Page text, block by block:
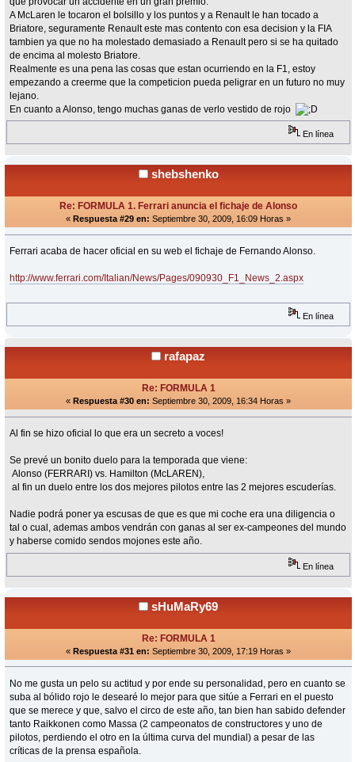
A McLaren le tocaron el bolsillo y los puntos y a Renault le han tocado a
Briatore, seguramente Renault este mas contento con esa decision y la FIA
tambien ya que no ha molestado demasiado a Renault pero si se ha quitado
de encima al molesto Briatore.
Realmente es una pena las cosas que estan ocurriendo en la F1, estoy
empezando a creerme que la competicion pueda peligrar en un futuro no muy
lejano.
En cuanto a Alonso, tengo muchas ganas de verlo vestido de rojo
En línea
shebshenko
Re: FORMULA 1. Ferrari anuncia el fichaje de Alonso
« Respuesta #29 en: Septiembre 30, 2009, 16:09 Horas »
Ferrari acaba de hacer oficial en su web el fichaje de Fernando Alonso.
http://www.ferrari.com/Italian/News/Pages/090930_F1_News_2.aspx
En línea
rafapaz
Re: FORMULA 1
« Respuesta #30 en: Septiembre 30, 2009, 16:34 Horas »
Al fin se hizo oficial lo que era un secreto a voces!
Se prevé un bonito duelo para la temporada que viene:
Alonso (FERRARI) vs. Hamilton (McLAREN),
al fin un duelo entre los dos mejores pilotos entre las 2 mejores escuderías.
Nadie podrá poner ya escusas de que es que mi coche era una diligencia o
tal o cual, ademas ambos vendrán con ganas al ser ex-campeones del mundo
y haberse comido sendos mojones este año.
En línea
sHuMaRy69
Re: FORMULA 1
« Respuesta #31 en: Septiembre 30, 2009, 17:19 Horas »
No me gusta un pelo su actitud y por ende su personalidad, pero en cuanto se
suba al bólido rojo le desearé lo mejor para que sitúe a Ferrari en el puesto
que se merece y que, salvo el circo de este año, tan bien han sabido defender
tanto Raikkonen como Massa (2 campeonatos de constructores y uno de
pilotos, perdiendo el otro en la última curva del mundial) a pesar de las
críticas de la prensa española.